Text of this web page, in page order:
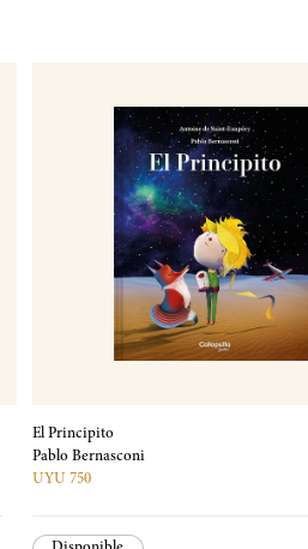
El Principito
Pablo Bernasconi
UYU 750